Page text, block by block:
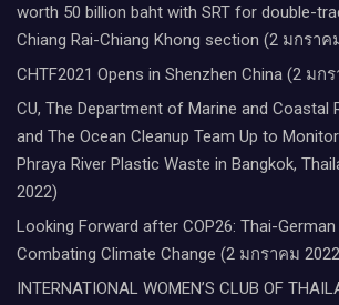
worth 50 billion baht with SRT for double-
Chiang Rai-Chiang Khong section (2 มกราค
CHTF2021 Opens in Shenzhen China (2 มก
CU, The Department of Marine and Coastal
and The Ocean Cleanup Team Up to
Phraya River Plastic Waste in Bangkok,
2022)
Looking Forward after COP26: Thai-
Combating Climate Change (2 มกราคม
INTERNATIONAL WOMEN’S CLUB OF